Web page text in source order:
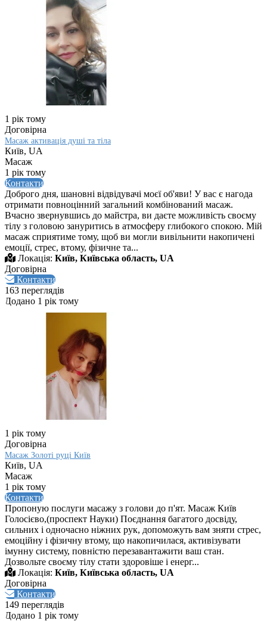
1 рік тому
Договірна
Масаж активація душі та тіла
Київ, UA
Масаж
1 рік тому
Контакти
Доброго дня, шановні відвідувачі моєї об'яви! У вас є нагода
отримати повноцінний загальний комбінований масаж.
Вчасно звернувшись до майстра, ви даєте можливість своєму
тілу з головою зануритись в атмосферу глибокого спокою. Мій
масаж сприятиме тому, щоб ви могли вивільнити накопичені
емоції, стрес, втому, фізичне та...
Локація: Київ, Київська область, UA
Договірна
Контакти
163 переглядів
Додано 1 рік тому
1 рік тому
Договірна
Масаж Золоті руці Київ
Київ, UA
Масаж
1 рік тому
Контакти
Пропоную послуги масажу з голови до п'ят. Масаж Київ
Голосієво,(проспект Науки) Поєднання багатого досвіду,
сильних і одночасно ніжних рук, допоможуть вам зняти стрес,
емоційну і фізичну втому, що накопичилася, активізувати
імунну систему, повністю перезавантажити ваш стан.
Дозвольте своєму тілу стати здоровіше і енерг...
Локація: Київ, Київська область, UA
Договірна
Контакти
149 переглядів
Додано 1 рік тому